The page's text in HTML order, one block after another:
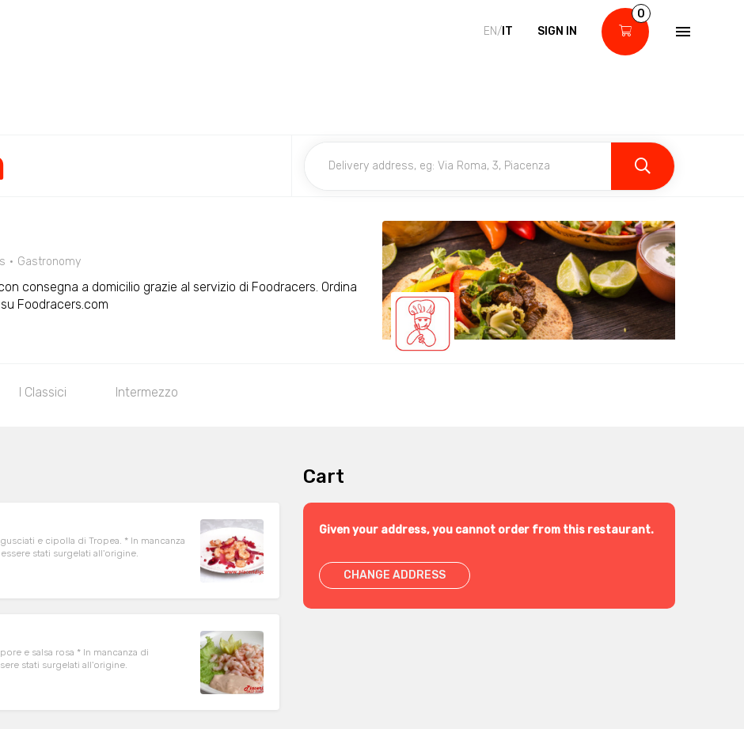
EN/ IT SIGN IN
0
Gastronomy
consegna a domicilio grazie al servizio di Foodracers. Ordina
Foodracers.com
I Classici Intermezzo
e cipolla di Tropea. * In mancanza
essere stati surgelati all'origine.
e salsa rosa * In mancanza di
essere stati surgelati all'origine.
Cart
Given your address, you cannot order from this restaurant.
CHANGE ADDRESS